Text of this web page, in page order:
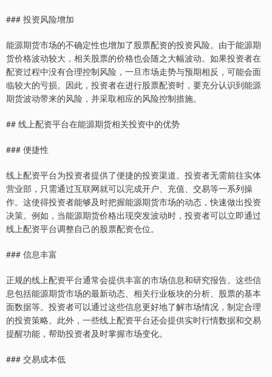
### 投资风险增加
能源期货市场的不确定性也增加了股票配资的投资风险。由于能源期
货价格波动较大，相关股票的价格也会随之大幅波动。如果投资者在
配资过程中没有合理控制风险，一旦市场走势与预期相反，可能会面
临较大的亏损。因此，投资者在进行股票配资时，要充分认识到能源
期货波动带来的风险，并采取相应的风险控制措施。
## 线上配资平台在能源期货相关投资中的优势
### 便捷性
线上配资平台为投资者提供了便捷的投资渠道。投资者无需前往实体
营业部，只需通过互联网就可以完成开户、充值、交易等一系列操
作。这使得投资者能够及时把握能源期货市场的动态，快速做出投资
决策。例如，当能源期货价格出现突发波动时，投资者可以立即通过
线上配资平台调整自己的股票配资仓位。
### 信息丰富
正规的线上配资平台通常会提供丰富的市场信息和研究报告。这些信
息包括能源期货市场的最新动态、相关行业板块的分析、股票的基本
面数据等。投资者可以通过这些信息更好地了解市场情况，制定合理
的投资策略。此外，一些线上配资平台还会提供实时行情数据和交易
提醒功能，帮助投资者及时掌握市场变化。
### 交易成本低